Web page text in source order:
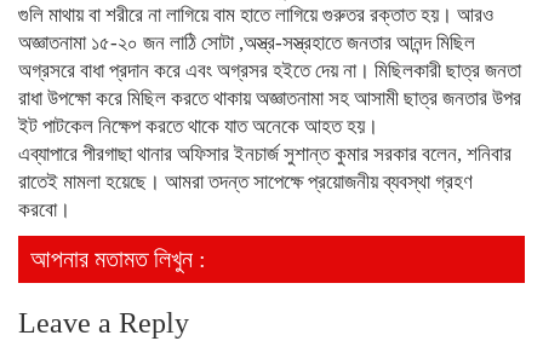
গুলি মাথায় বা শরীরে না লাগিয়ে বাম হাতে লাগিয়ে গুরুতর রক্তাত হয়। আরও
অজ্ঞাতনামা ১৫-২০ জন লাঠি সোটা ,অস্ত্র-সস্ত্রহাতে জনতার আনন্দ মিছিল
অগ্রসরে বাধা প্রদান করে এবং অগ্রসর হইতে দেয় না। মিছিলকারী ছাত্র জনতা
রাধা উপক্ষো করে মিছিল করতে থাকায় অজ্ঞাতনামা সহ আসামী ছাত্র জনতার উপর
ইট পাটকেল নিক্ষেপ করতে থাকে যাত অনেকে আহত হয়।
এব্যাপারে পীরগাছা থানার অফিসার ইনচার্জ সুশান্ত কুমার সরকার বলেন, শনিবার
রাতেই মামলা হয়েছে। আমরা তদন্ত সাপেক্ষে প্রয়োজনীয় ব্যবস্থা গ্রহণ
করবো।
আপনার মতামত লিখুন :
Leave a Reply